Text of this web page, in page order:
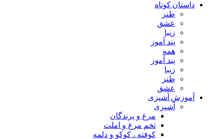
داستان کوتاه
طنز
عشق
زیبا
پند آموز
همه
پند آموز
زیبا
طنز
عشق
آموزش آشپزی
آشپزی
مرغ و پرندگان
تخم مرغ و املت
کوفته ، کوکو و دلمه